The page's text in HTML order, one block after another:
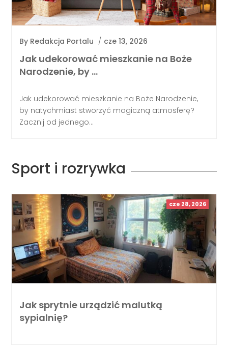
By Redakcja Portalu / cze 13, 2026
Jak udekorować mieszkanie na Boże
Narodzenie, by …
Jak udekorować mieszkanie na Boże Narodzenie,
by natychmiast stworzyć magiczną atmosferę?
Zacznij od jednego...
Sport i rozrywka
cze 28, 2026
Jak sprytnie urządzić malutką
sypialnię?